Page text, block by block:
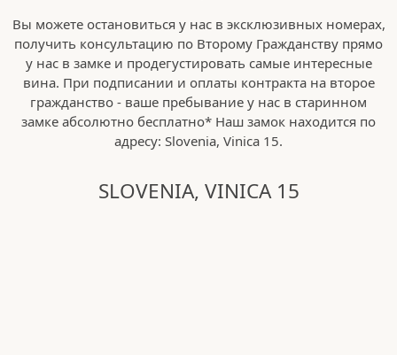
Вы можете остановиться у нас в эксклюзивных номерах,
получить консультацию по Второму Гражданству прямо
у нас в замке и продегустировать самые интересные
вина. При подписании и оплаты контракта на второе
гражданство - ваше пребывание у нас в старинном
замке абсолютно бесплатно* Наш замок находится по
адресу: Slovenia, Vinica 15.
SLOVENIA, VINICA 15